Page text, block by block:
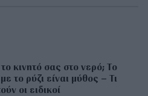
κινητό σας στο νερό; Το
το ρύζι είναι μύθος – Τι
οι ειδικοί